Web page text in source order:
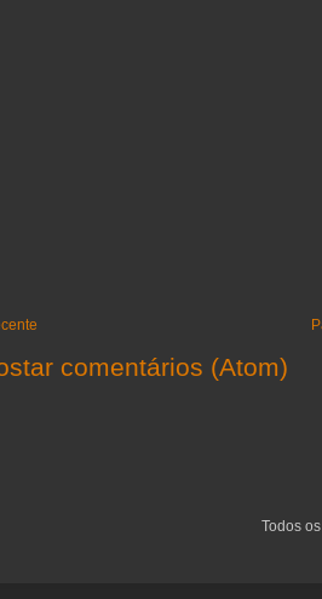
comentários (Atom)
Todos